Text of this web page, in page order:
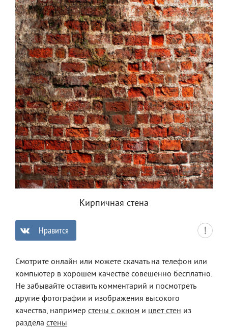
Кирпичная стена
Нравится
Смотрите онлайн или можете скачать на телефон или
компьютер в хорошем качестве совешенно бесплатно.
Не забывайте оставить комментарий и посмотреть
другие фотографии и изображения высокого
качества, например стены с окном и цвет стен из
раздела стены